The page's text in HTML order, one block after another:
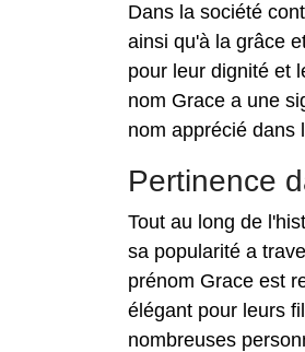
Dans la société
ainsi qu'à la grâce
pour leur dignité et
nom Grace a une
nom apprécié dans
Pertinence
Tout au long de
sa popularité a
prénom Grace est
élégant pour leurs
nombreuses